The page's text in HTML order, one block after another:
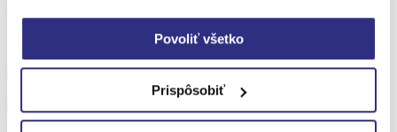
Povoliť všetko
Prispôsobiť